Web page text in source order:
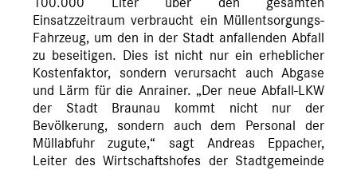
100.000 Liter über den gesamten
Einsatzzeitraum verbraucht ein Müllentsorgungs-
Fahrzeug, um den in der Stadt anfallenden Abfall
zu beseitigen. Dies ist nicht nur ein erheblicher
Kostenfaktor, sondern verursacht auch Abgase
und Lärm für die Anrainer. „Der neue Abfall-LKW
der Stadt Braunau kommt nicht nur der
Bevölkerung, sondern auch dem Personal der
Müllabfuhr zugute,“ sagt Andreas Eppacher,
Leiter des Wirtschaftshofes der Stadtgemeinde